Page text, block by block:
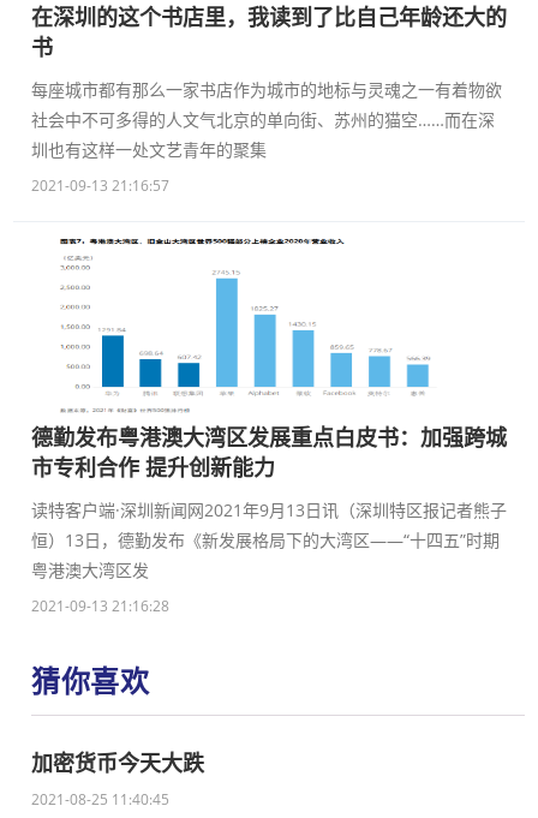
在深圳的这个书店里，我读到了比自己年龄还大的
书
每座城市都有那么一家书店作为城市的地标与灵魂之一有着物欲
社会中不可多得的人文气北京的单向街、苏州的猫空……而在深
圳也有这样一处文艺青年的聚集
2021-09-13 21:16:57
德勤发布粤港澳大湾区发展重点白皮书：加强跨城
市专利合作 提升创新能力
读特客户端·深圳新闻网2021年9月13日讯（深圳特区报记者熊子
恒）13日，德勤发布《新发展格局下的大湾区——“十四五”时期
粤港澳大湾区发
2021-09-13 21:16:28
猜你喜欢
加密货币今天大跌
2021-08-25 11:40:45